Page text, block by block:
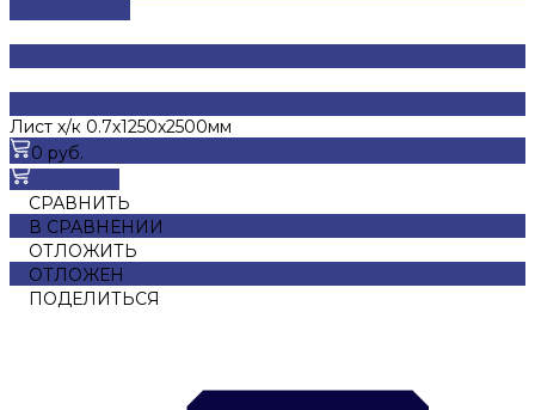
Лист х/к 0.7х1250х2500мм
0 руб.
СРАВНИТЬ
В СРАВНЕНИИ
ОТЛОЖИТЬ
ОТЛОЖЕН
ПОДЕЛИТЬСЯ